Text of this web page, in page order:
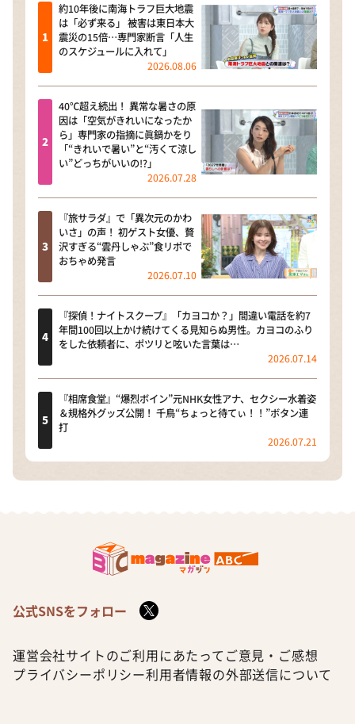
約10年後に南海トラフ巨大地震
は「必ず来る」 被害は東日本大
震災の15倍…専門家断言「人生
のスケジュールに入れて」
2026.08.06
40℃超え続出！ 異常な暑さの原
因は「空気がきれいになったか
ら」専門家の指摘に眞鍋かをり
「“きれいで暑い”と“汚くて涼し
い”どっちがいいの!?」
2026.07.28
『旅サラダ』で「異次元のかわ
いさ」の声！ 初ゲスト女優、贅
沢すぎる“雲丹しゃぶ”食リポで
おちゃめ発言
2026.07.10
『探偵！ナイトスクープ』「カヨコか？」間違い電話を約7
年間100回以上かけ続けてくる見知らぬ男性。カヨコのふり
をした依頼者に、ポツリと呟いた言葉は…
2026.07.14
『相席食堂』“爆烈ボイン”元NHK女性アナ、セクシー水着姿
＆規格外グッズ公開！ 千鳥“ちょっと待てぃ！！”ボタン連
打
2026.07.21
公式SNSをフォロー
運営会社サイトのご利用にあたって ご意見・ご感想
プライバシーポリシー利用者情報の外部送信について